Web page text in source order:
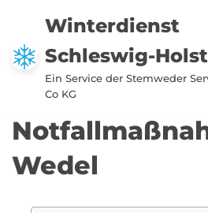
Zum
Inhalt
springen
Winterdienst
Schleswig-
Ein Service der Stemweder
Co KG
Wedel